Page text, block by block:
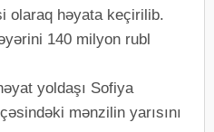
olaraq həyata keçirilib.
140 milyon rubl
yoldaşı Sofiya
mənzilin yarısını